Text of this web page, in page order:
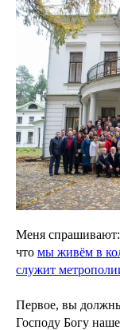
Меня
что мы живём в
служит
Первое, вы
Господу Богу